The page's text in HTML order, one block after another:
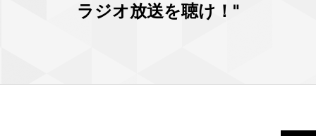
ラジオ放送を聴け！"